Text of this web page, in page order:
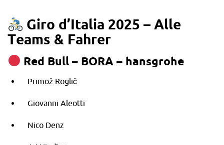
Giro d’Italia 2025 – Alle
Teams & Fahrer
Red Bull – BORA – hansgrohe
Primož Roglič
Giovanni Aleotti
Nico Denz